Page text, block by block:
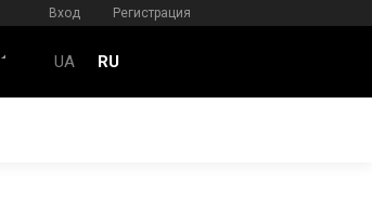
Вход Регистрация
UA RU